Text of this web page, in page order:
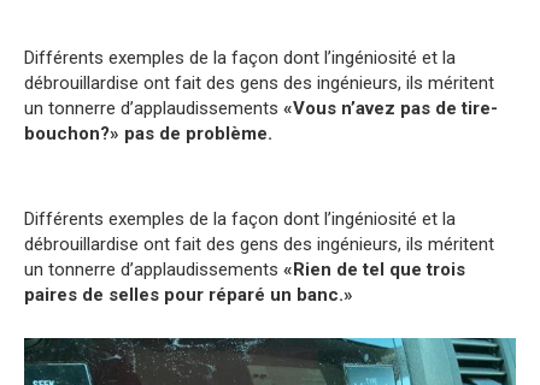
Différents exemples de la façon dont l’ingéniosité et la
débrouillardise ont fait des gens des ingénieurs, ils méritent
un tonnerre d’applaudissements «Vous n’avez pas de tire-
bouchon?» pas de problème.
Différents exemples de la façon dont l’ingéniosité et la
débrouillardise ont fait des gens des ingénieurs, ils méritent
un tonnerre d’applaudissements «Rien de tel que trois
paires de selles pour réparé un banc.»